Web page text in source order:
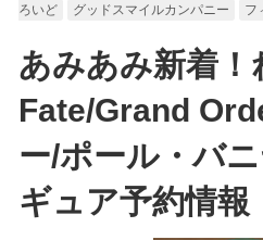
ろいど グッドスマイルカンパニー フ
あみあみ新着
Fate/Grand
ー/ポール・バ
ギュア予約情報